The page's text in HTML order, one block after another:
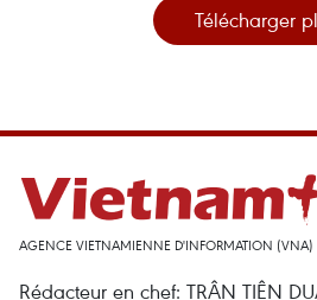
Télécharger
AGENCE VIETNAMIENNE D'INFORMATION (VNA)
Rédacteur en chef: TRÂN TIÊN